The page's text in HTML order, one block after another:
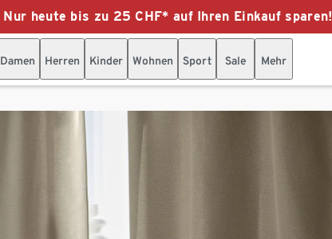
Nur heute bis zu 25 CHF* auf Ihren Einkauf sparen!
Damen Herren Kinder Wohnen Sport Sale Mehr